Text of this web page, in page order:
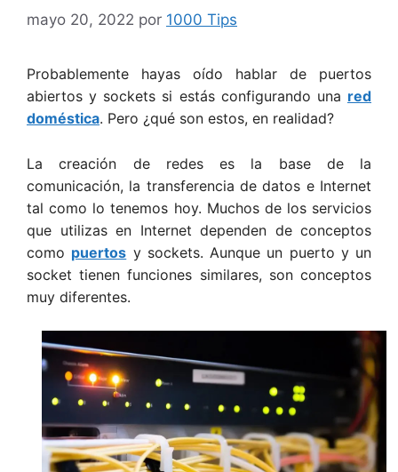
mayo 20, 2022 por 1000 Tips
Probablemente hayas oído hablar de puertos
abiertos y sockets si estás configurando una red
doméstica. Pero ¿qué son estos, en realidad?
La creación de redes es la base de la
comunicación, la transferencia de datos e Internet
tal como lo tenemos hoy. Muchos de los servicios
que utilizas en Internet dependen de conceptos
como puertos y sockets. Aunque un puerto y un
socket tienen funciones similares, son conceptos
muy diferentes.